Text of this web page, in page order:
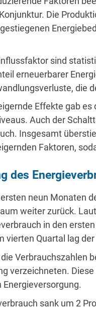
Die
sind
erneuerbarer
die
Effekte gab es
Auch der
Insgesamt
Faktoren,
des
neun Monaten
weiter zurück.
in den
vierten Quartal lag
Verbrauchszahlen
verzeichneten.
sank um 2